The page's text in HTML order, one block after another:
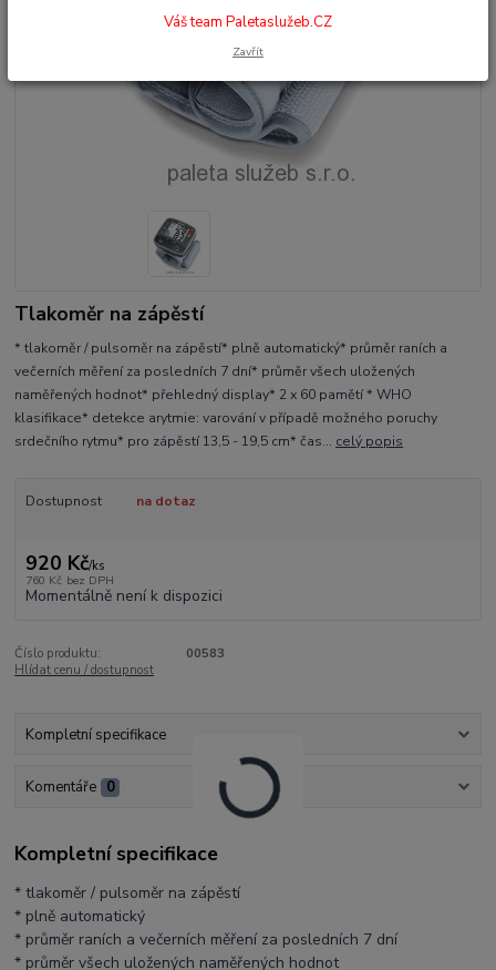
Tlakoměr na zápěstí
* tlakoměr / pulsoměr na zápěstí* plně automatický* průměr raních a
večerních měření za posledních 7 dní* průměr všech uložených
naměřených hodnot* přehledný display* 2 x 60 pamětí * WHO
klasifikace* detekce arytmie: varování v případě možného poruchy
srdečního rytmu* pro zápěstí 13,5 - 19,5 cm* čas... celý popis
Dostupnost na dotaz
920 Kč/ks
760 Kč bez DPH
Momentálně není k dispozici
Číslo produktu:
00583
Hlídat cenu / dostupnost
Kompletní specifikace
Komentáře 0
Kompletní specifikace
* tlakoměr / pulsoměr na zápěstí
* plně automatický
* průměr raních a večerních měření za posledních 7 dní
* průměr všech uložených naměřených hodnot
Váš team Paletaslužeb.CZ
Zavřít